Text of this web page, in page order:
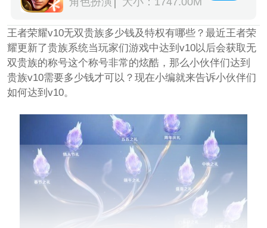
王者荣耀v10无双贵族多少钱及特权有哪些？最近王者荣
耀更新了贵族系统当玩家们游戏中达到v10以后会获取无
双贵族的称号这个称号非常的炫酷，那么小伙伴们达到
贵族v10需要多少钱才可以？现在小编就来告诉小伙伴们
如何达到v10。